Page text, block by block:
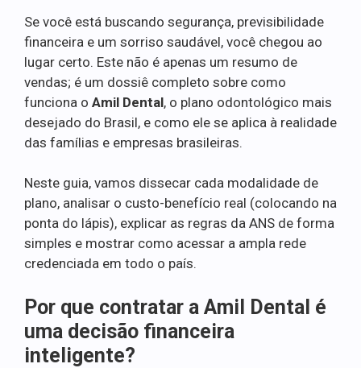
Se você está buscando segurança, previsibilidade
financeira e um sorriso saudável, você chegou ao
lugar certo. Este não é apenas um resumo de
vendas; é um dossiê completo sobre como
funciona o Amil Dental, o plano odontológico mais
desejado do Brasil, e como ele se aplica à realidade
das famílias e empresas brasileiras.
Neste guia, vamos dissecar cada modalidade de
plano, analisar o custo-benefício real (colocando na
ponta do lápis), explicar as regras da ANS de forma
simples e mostrar como acessar a ampla rede
credenciada em todo o país.
Por que contratar a Amil Dental é
uma decisão financeira
inteligente?